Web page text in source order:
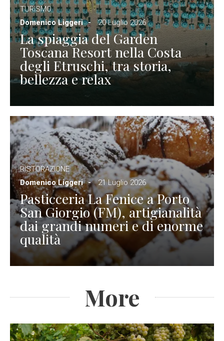
TURISMO
Domenico Liggeri
20 Luglio 2026
La spiaggia del Garden
Toscana Resort nella Costa
degli Etruschi, tra storia,
bellezza e relax
RISTORAZIONE
Domenico Liggeri
21 Luglio 2026
Pasticceria La Fenice a Porto
San Giorgio (FM), artigianalità
dai grandi numeri e di enorme
qualità
More